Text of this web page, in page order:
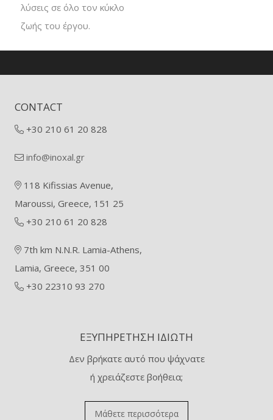
λύσεις σε όλο τον κύκλο
ζωής του έργου.
CONTACT
+30 210 61 20 828
info@inoxal.gr
118 Kifissias Avenue,
Maroussi, Greece, 151 25
+30 210 61 20 828
7th km N.N.R. Lamia-Athens,
Lamia, Greece, 351 00
+30 22310 93 270
ΕΞΥΠΗΡΈΤΗΣΗ ΙΔΙΏΤΗ
Δεν βρήκατε αυτό που ψάχνατε
ή χρειάζεστε βοήθεια;
Μάθετε περισσότερα